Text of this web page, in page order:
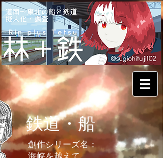
​鉄道・船
創作シリーズ名：